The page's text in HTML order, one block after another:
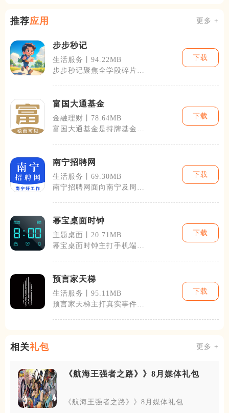
推荐应用 更多 +
步步秒记
生活服务丨94.22MB
步步秒记聚焦全学段碎片化
下载
富国大通基金
金融理财丨78.64MB
富国大通基金是持牌基金销
下载
南宁招聘网
生活服务丨69.30MB
南宁招聘网面向南宁及周边
下载
幂宝桌面时钟
主题桌面丨20.71MB
幂宝桌面时钟主打手机端全
下载
预言家天梯
生活服务丨95.11MB
预言家天梯主打真实事件预
下载
相关礼包 更多 +
《航海王强者之路》》8月媒体礼包
《航海王强者之路》》8月媒体礼包